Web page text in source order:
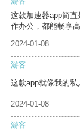
这款加速器app简
作办公，都能畅享
2024-01-08
游客
这款app就像我的私
2024-01-08
游客